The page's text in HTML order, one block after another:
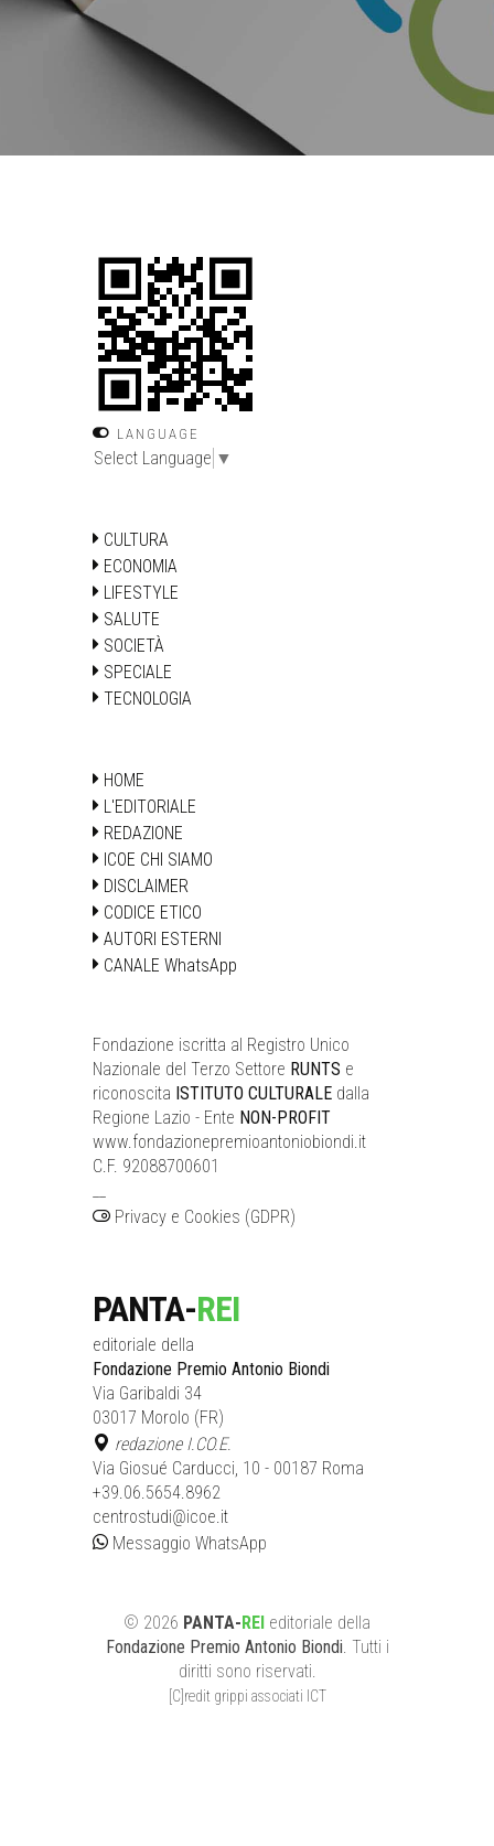
LANGUAGE
Select Language ▼
CULTURA
ECONOMIA
LIFESTYLE
SALUTE
SOCIETÀ
SPECIALE
TECNOLOGIA
HOME
L'EDITORIALE
REDAZIONE
ICOE CHI SIAMO
DISCLAIMER
CODICE ETICO
AUTORI ESTERNI
CANALE WhatsApp
Fondazione iscritta al Registro Unico
Nazionale del Terzo Settore RUNTS e
riconoscita ISTITUTO CULTURALE dalla
Regione Lazio - Ente NON-PROFIT
www.fondazionepremioantoniobiondi.it
C.F. 92088700601
Privacy e Cookies (GDPR)
PANTA-REI
editoriale della
Fondazione Premio Antonio Biondi
Via Garibaldi 34
03017 Morolo (FR)
redazione I.CO.E.
Via Giosué Carducci, 10 - 00187 Roma
+39.06.5654.8962
centrostudi@icoe.it
Messaggio WhatsApp
© 2026 PANTA-REI editoriale della
Fondazione Premio Antonio Biondi . Tutti i
diritti sono riservati.
[C]redit grippi associati ICT